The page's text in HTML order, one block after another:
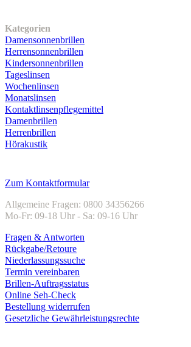
Kategorien
Damensonnenbrillen
Herrensonnenbrillen
Kindersonnenbrillen
Tageslinsen
Wochenlinsen
Monatslinsen
Kontaktlinsenpflegemittel
Damenbrillen
Herrenbrillen
Hörakustik
Zum Kontaktformular
Allgemeine Fragen: 0800 34356266
Mo-Fr: 09-18 Uhr - Sa: 09-16 Uhr
Fragen & Antworten
Rückgabe/Retoure
Niederlassungssuche
Termin vereinbaren
Brillen-Auftragsstatus
Online Seh-Check
Bestellung widerrufen
Gesetzliche Gewährleistungsrechte